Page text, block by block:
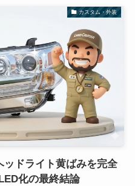
カスタム・外装
ッドライト黄ばみを完全
化の最終結論